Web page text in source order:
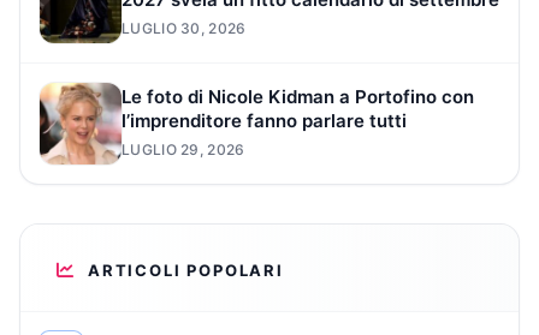
LUGLIO 30, 2026
Le foto di Nicole Kidman a Portofino con
l’imprenditore fanno parlare tutti
LUGLIO 29, 2026
ARTICOLI POPOLARI